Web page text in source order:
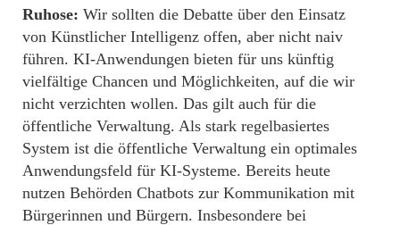
Ruhose: Wir sollten die Debatte über den Einsatz
von Künstlicher Intelligenz offen, aber nicht naiv
führen. KI-Anwendungen bieten für uns künftig
vielfältige Chancen und Möglichkeiten, auf die wir
nicht verzichten wollen. Das gilt auch für die
öffentliche Verwaltung. Als stark regelbasiertes
System ist die öffentliche Verwaltung ein optimales
Anwendungsfeld für KI-Systeme. Bereits heute
nutzen Behörden Chatbots zur Kommunikation mit
Bürgerinnen und Bürgern. Insbesondere bei